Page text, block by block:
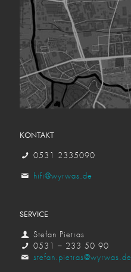
KONTAKT
0531 2335090
hifi@wyrwas.de
SERVICE
Stefan Pietras
0531 – 233 50 90
stefan.pietras@wyrwas.de